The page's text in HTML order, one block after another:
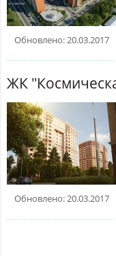
Обновлено: 20.03.2017
ЖК
Обновлено: 20.03.2017